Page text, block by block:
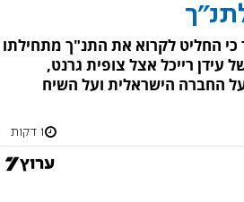
כי החליט לקרוא את התנ"ך מתחילתו
עידן רייכל אצל צופית גרנט,
החברה הישראלית ועל השיח
1 דקות